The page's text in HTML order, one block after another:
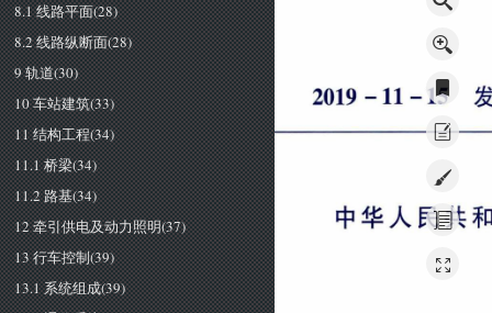
8.1 线路平面(28)
8.2 线路纵断面(28)
9 轨道(30)
10 车站建筑(33)
11 结构工程(34)
11.1 桥梁(34)
11.2 路基(34)
12 牵引供电及动力照明(37)
13 行车控制(39)
13.1 系统组成(39)
２０１９一１１一１
５
中 华人 民共